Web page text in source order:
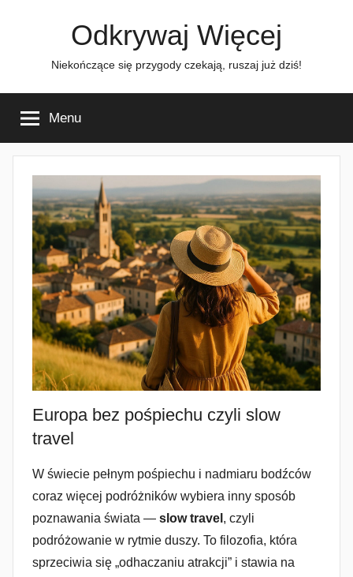
Odkrywaj Więcej
Niekończące się przygody czekają, ruszaj już dziś!
Menu
Europa bez pośpiechu czyli slow
travel
W świecie pełnym pośpiechu i nadmiaru bodźców
coraz więcej podróżników wybiera inny sposób
poznawania świata — slow travel , czyli
podróżowanie w rytmie duszy. To filozofia, która
sprzeciwia się „odhaczaniu atrakcji” i stawia na